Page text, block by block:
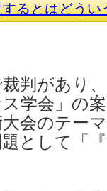
するとはど
判があり
学会」の
会のテー
として「